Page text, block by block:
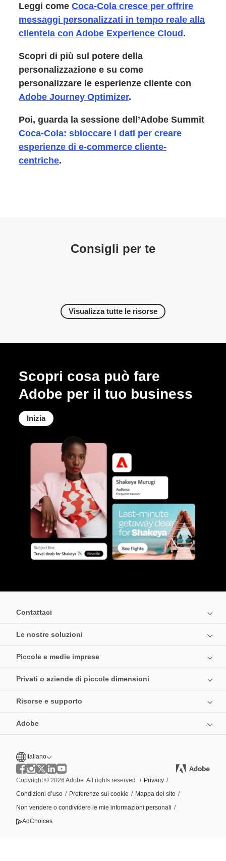
Leggi comeCoca-Cola cresce per offrire
messaggi personalizzati in tempo reale alla
clientela con Adobe Experience Cloud.
Scopri di più sul potere della
personalizzazione e su come
personalizzare le esperienze cliente con
Adobe Journey Optimizer.
Poi, guarda la sessione dell’Adobe Summit
Coca-Cola: sbloccare i dati per creare
esperienze di e-commerce cliente-
centriche.
Consigli per te
Visualizza tutte le risorse
Scopri cosa può fare
Adobe per il tuo business
Inizia
Contattaci
Le nostre soluzioni
Piccole e medie imprese
Privati o aziende di piccole dimensioni
Risorse e supporto
Adobe
Italiano
Copyright © 2026 Adobe. All rights reserved. / Privacy /
Condizioni d’uso / Preferenze sui cookie / Mappa del sito /
Non vendere o condividere le mie informazioni personali /
AdChoices